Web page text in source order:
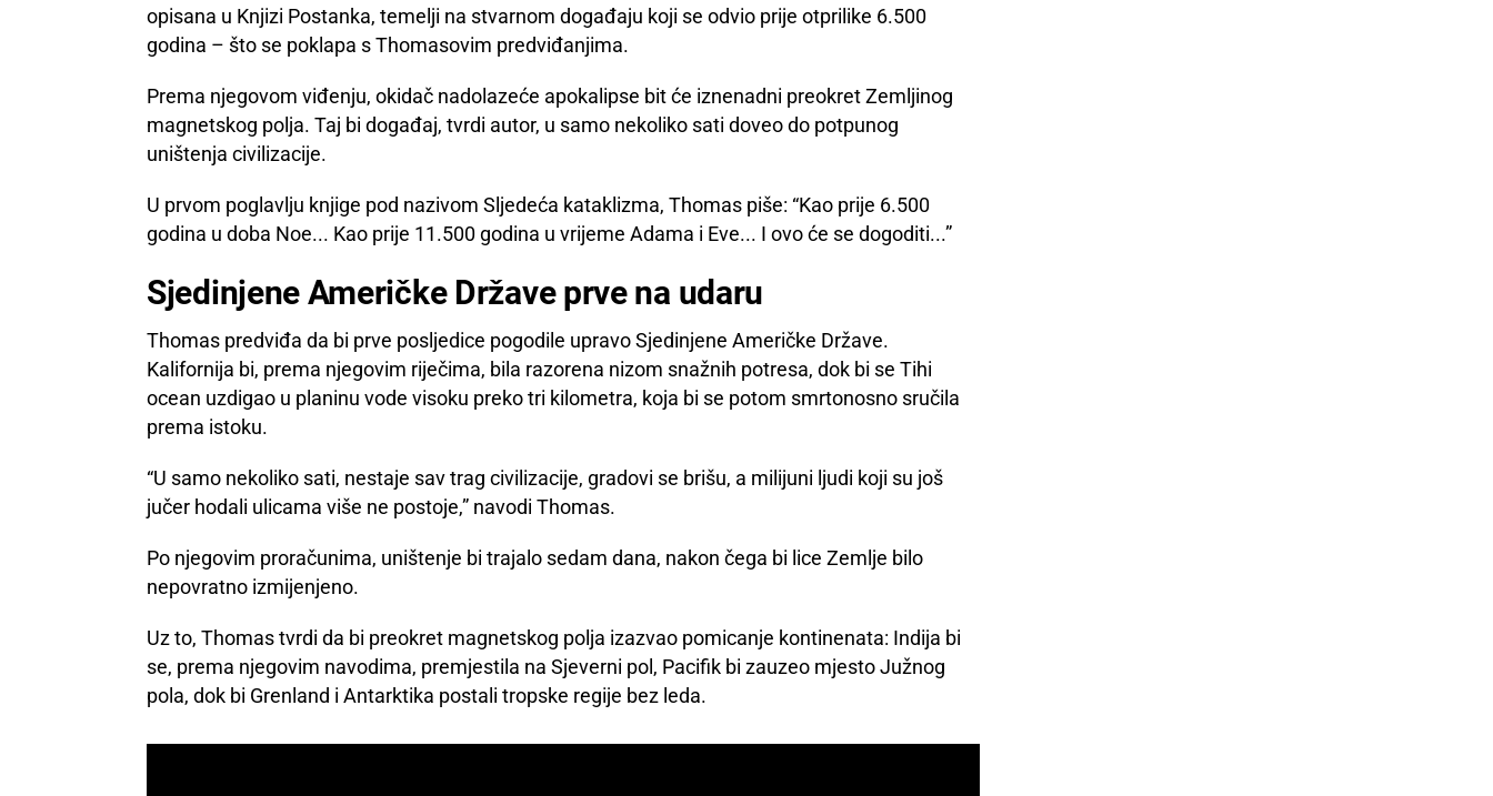
opisana u Knjizi Postanka, temelji na stvarnom događaju koji se odvio prije otprilike 6.500
godina – što se poklapa s Thomasovim predviđanjima.
Prema njegovom viđenju, okidač nadolazeće apokalipse bit će iznenadni preokret Zemljinog
magnetskog polja. Taj bi događaj, tvrdi autor, u samo nekoliko sati doveo do potpunog
uništenja civilizacije.
U prvom poglavlju knjige pod nazivom Sljedeća kataklizma, Thomas piše: “Kao prije 6.500
godina u doba Noe... Kao prije 11.500 godina u vrijeme Adama i Eve... I ovo će se dogoditi...”
Sjedinjene Američke Države prve na udaru
Thomas predviđa da bi prve posljedice pogodile upravo Sjedinjene Američke Države.
Kalifornija bi, prema njegovim riječima, bila razorena nizom snažnih potresa, dok bi se Tihi
ocean uzdigao u planinu vode visoku preko tri kilometra, koja bi se potom smrtonosno sručila
prema istoku.
“U samo nekoliko sati, nestaje sav trag civilizacije, gradovi se brišu, a milijuni ljudi koji su još
jučer hodali ulicama više ne postoje,” navodi Thomas.
Po njegovim proračunima, uništenje bi trajalo sedam dana, nakon čega bi lice Zemlje bilo
nepovratno izmijenjeno.
Uz to, Thomas tvrdi da bi preokret magnetskog polja izazvao pomicanje kontinenata: Indija bi
se, prema njegovim navodima, premjestila na Sjeverni pol, Pacifik bi zauzeo mjesto Južnog
pola, dok bi Grenland i Antarktika postali tropske regije bez leda.